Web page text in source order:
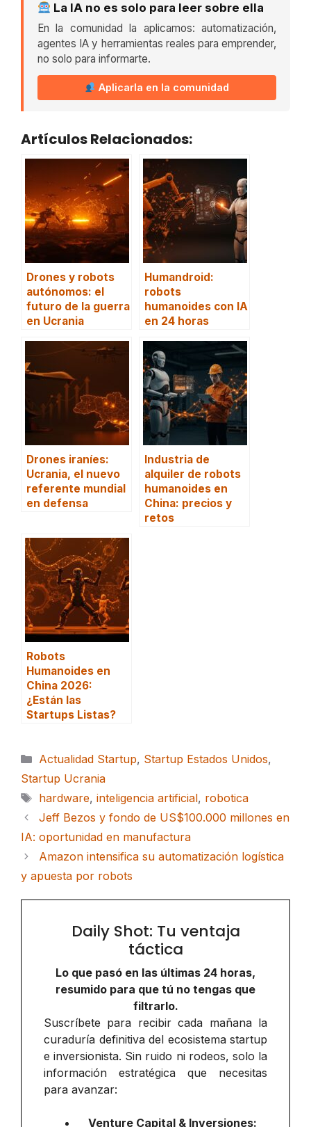
La IA no es solo para leer sobre ella
En la comunidad la aplicamos: automatización,
agentes IA y herramientas reales para emprender,
no solo para informarte.
Aplicarla en la comunidad
Artículos Relacionados:
Drones y robots
autónomos: el
futuro de la guerra
en Ucrania
Humandroid:
robots
humanoides con IA
en 24 horas
Drones iraníes:
Ucrania, el nuevo
referente mundial
en defensa
Industria de
alquiler de robots
humanoides en
China: precios y
retos
Robots
Humanoides en
China 2026:
¿Están las
Startups Listas?
Categorías
Actualidad Startup, Startup Estados Unidos,
Startup Ucrania
Etiquetas
hardware, inteligencia artificial, robotica
Jeff Bezos y fondo de US$100.000 millones en
IA: oportunidad en manufactura
Amazon intensifica su automatización logística
y apuesta por robots
Daily Shot: Tu ventaja
táctica
Lo que pasó en las últimas 24 horas,
resumido para que tú no tengas que
filtrarlo.
Suscríbete para recibir cada mañana la
curaduría definitiva del ecosistema startup
e inversionista. Sin ruido ni rodeos, solo la
información estratégica que necesitas
para avanzar:
Venture Capital & Inversiones: